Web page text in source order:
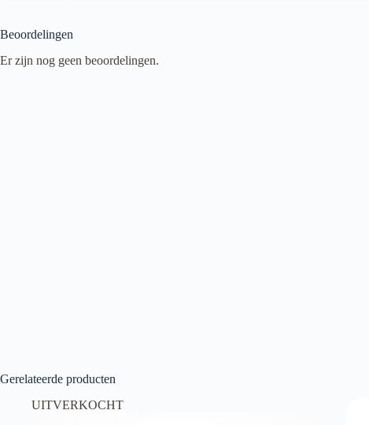
Beoordelingen
Er zijn nog geen beoordelingen.
Gerelateerde producten
UITVERKOCHT